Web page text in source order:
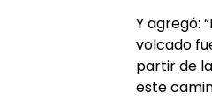
Y agregó:
volcado
partir de
este